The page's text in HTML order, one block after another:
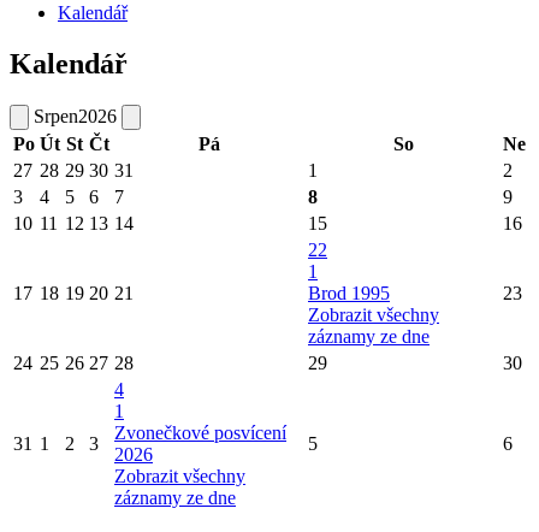
Kalendář
Kalendář
Srpen2026
Po Út St Čt Pá So
Ne
27 28 29 30 31 1
2
3
4 5 6 7 8
9
10 11 12 13 14 15 16
17 18 19 20 21
22
1
Brod 1995
Zobrazit všechny
záznamy ze dne
23
24 25 26 27 28 29 30
31 1 2 3
4
1
Zvonečkové posvícení
2026
Zobrazit všechny
záznamy ze dne
5 6